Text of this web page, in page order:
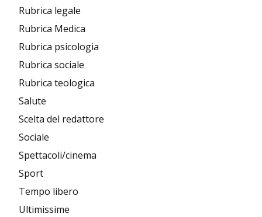
Rubrica legale
Rubrica Medica
Rubrica psicologia
Rubrica sociale
Rubrica teologica
Salute
Scelta del redattore
Sociale
Spettacoli/cinema
Sport
Tempo libero
Ultimissime